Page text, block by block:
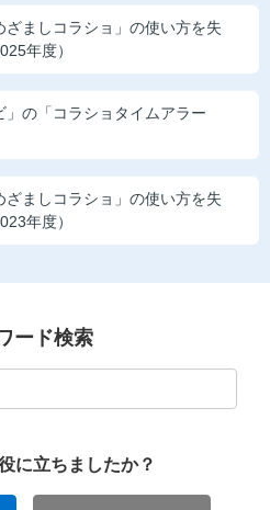
ざましコラショ」の使い方を失
年度）
」の「コラショタイムアラー
ざましコラショ」の使い方を失
年度）
ード検索
に立ちましたか？